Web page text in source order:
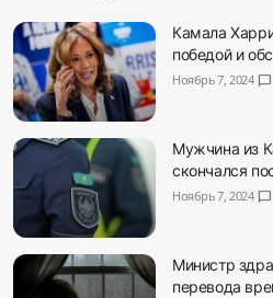
Камала
победой и
Ноябрь 7, 2024 chat_bubble
Мужчина из
скончался
Ноябрь 7, 2024 chat_bubble
Министр
перевода